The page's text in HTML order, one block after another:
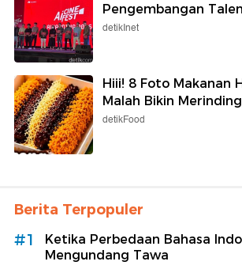
Pengembangan
detikInet
Hiii! 8 Foto Makanan
Malah Bikin Merinding
detikFood
Berita Terpopuler
#1
Ketika Perbedaan Bahasa
Mengundang Tawa